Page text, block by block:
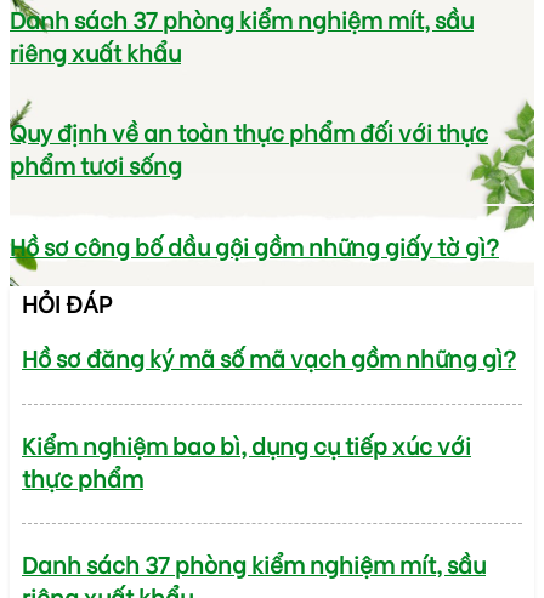
Danh sách 37 phòng kiểm nghiệm mít, sầu
riêng xuất khẩu
Quy định về an toàn thực phẩm đối với thực
phẩm tươi sống
Hồ sơ công bố dầu gội gồm những giấy tờ gì?
HỎI ĐÁP
Hồ sơ đăng ký mã số mã vạch gồm những gì?
Kiểm nghiệm bao bì, dụng cụ tiếp xúc với
thực phẩm
Danh sách 37 phòng kiểm nghiệm mít, sầu